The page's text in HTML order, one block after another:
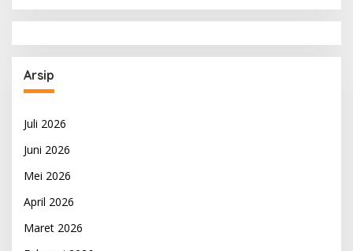
Arsip
Juli 2026
Juni 2026
Mei 2026
April 2026
Maret 2026